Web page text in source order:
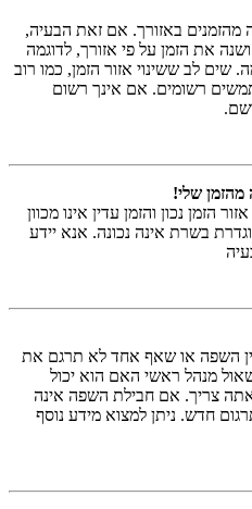
מהזמנים באזורך. אם זאת הבעיה,
את הזמן על פי אזורך, לדוגמה
שים לב ששינוי אזור הזמן, כמו רוב
רשומים. אם אינך רשום
מהזמן שלי!
נכון והזמן עדין אינו מכוון
בשרת אינה נכונה. אנא יידע
השפה או שאף אחד לא תרגם את
מנהל ראשי האם הוא יכול
צריך. אם חבילת השפה אינה
חדש. ניתן למצוא מידע נוסף